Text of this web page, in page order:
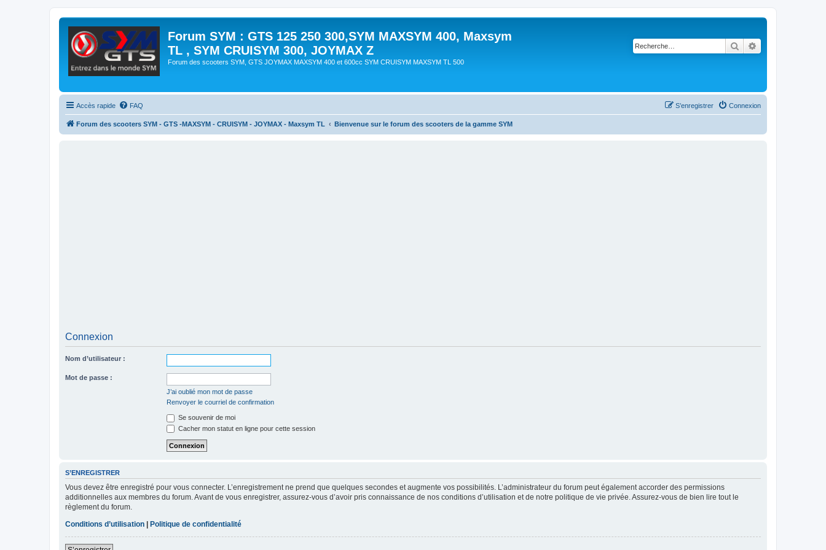
Forum SYM : GTS 125 250 300,SYM MAXSYM 400, Maxsym
TL , SYM CRUISYM 300, JOYMAX Z
Forum des scooters SYM, GTS JOYMAX MAXSYM 400 et 600cc SYM CRUISYM MAXSYM TL 500
Rechercher
Accès rapide FAQ Connexion
S’enregistrer
Forum des scooters SYM - GTS -MAXSYM - CRUISYM - JOYMAX - Maxsym TL Bienvenue sur le forum des scooters de la gamme SYM
Connexion
Nom d’utilisateur :
Mot de passe :
J’ai oublié mon mot de passe
Renvoyer le courriel de confirmation
Se souvenir de moi
Cacher mon statut en ligne pour cette session
S’ENREGISTRER
Vous devez être enregistré pour vous connecter. L’enregistrement ne prend que quelques secondes et augmente vos possibilités. L’administrateur du forum peut également accorder des permissions
additionnelles aux membres du forum. Avant de vous enregistrer, assurez-vous d’avoir pris connaissance de nos conditions d’utilisation et de notre politique de vie privée. Assurez-vous de bien lire tout le
règlement du forum.
Conditions d’utilisation | Politique de confidentialité